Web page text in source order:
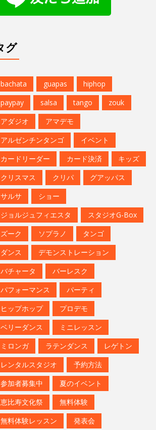
paypay
salsa tango
アダジオ
アマデモ
アルゼンチンタンゴ
カードリーダー
カード決済
クリスマス
クリパ
グアッパス
サルサ
ショー
ジョルジュフィエスタ
ズーク
ソプラノ
タンゴ
ダンス
デモンストレーション
バチャータ
バーレスク
パフォーマンス
パーティ
ヒップホップ
プロデモ
ベリーダンス
ミニレッスン
ミロンガ
ラテンダンス
レンタルスタジオ
予約方法
参加者募集中
夏のイベント
恵比寿文化祭
無料体験
無料体験レッスン
発表会